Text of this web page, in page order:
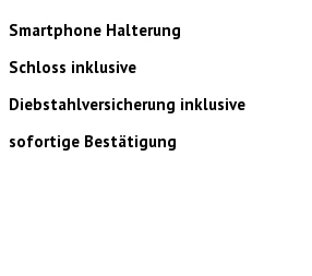
Smartphone Halterung
Schloss inklusive
Diebstahlversicherung inklusive
sofortige Bestätigung